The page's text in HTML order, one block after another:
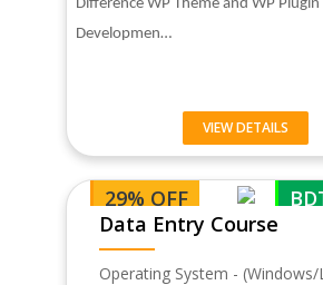
Difference WP Theme and WP Plugin
Developmen…
VIEW DETAILS
29% OFF
Data Entry Course
Operating System - (Windows/